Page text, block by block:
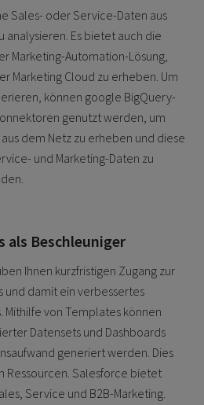
Sales- oder Service-Daten aus
analysieren. Es bietet auch die
Marketing-Automation-Lösung,
Marketing Cloud zu erheben. Um
können google BigQuery-
genutzt werden, um
dem Netz zu erheben und diese
und Marketing-Daten zu
als Beschleuniger
Ihnen kurzfristigen Zugang zur
und damit ein verbessertes
Mithilfe von Templates können
Datensets und Dashboards
generiert werden. Dies
Ressourcen. Salesforce bietet
Service und B2B-Marketing.